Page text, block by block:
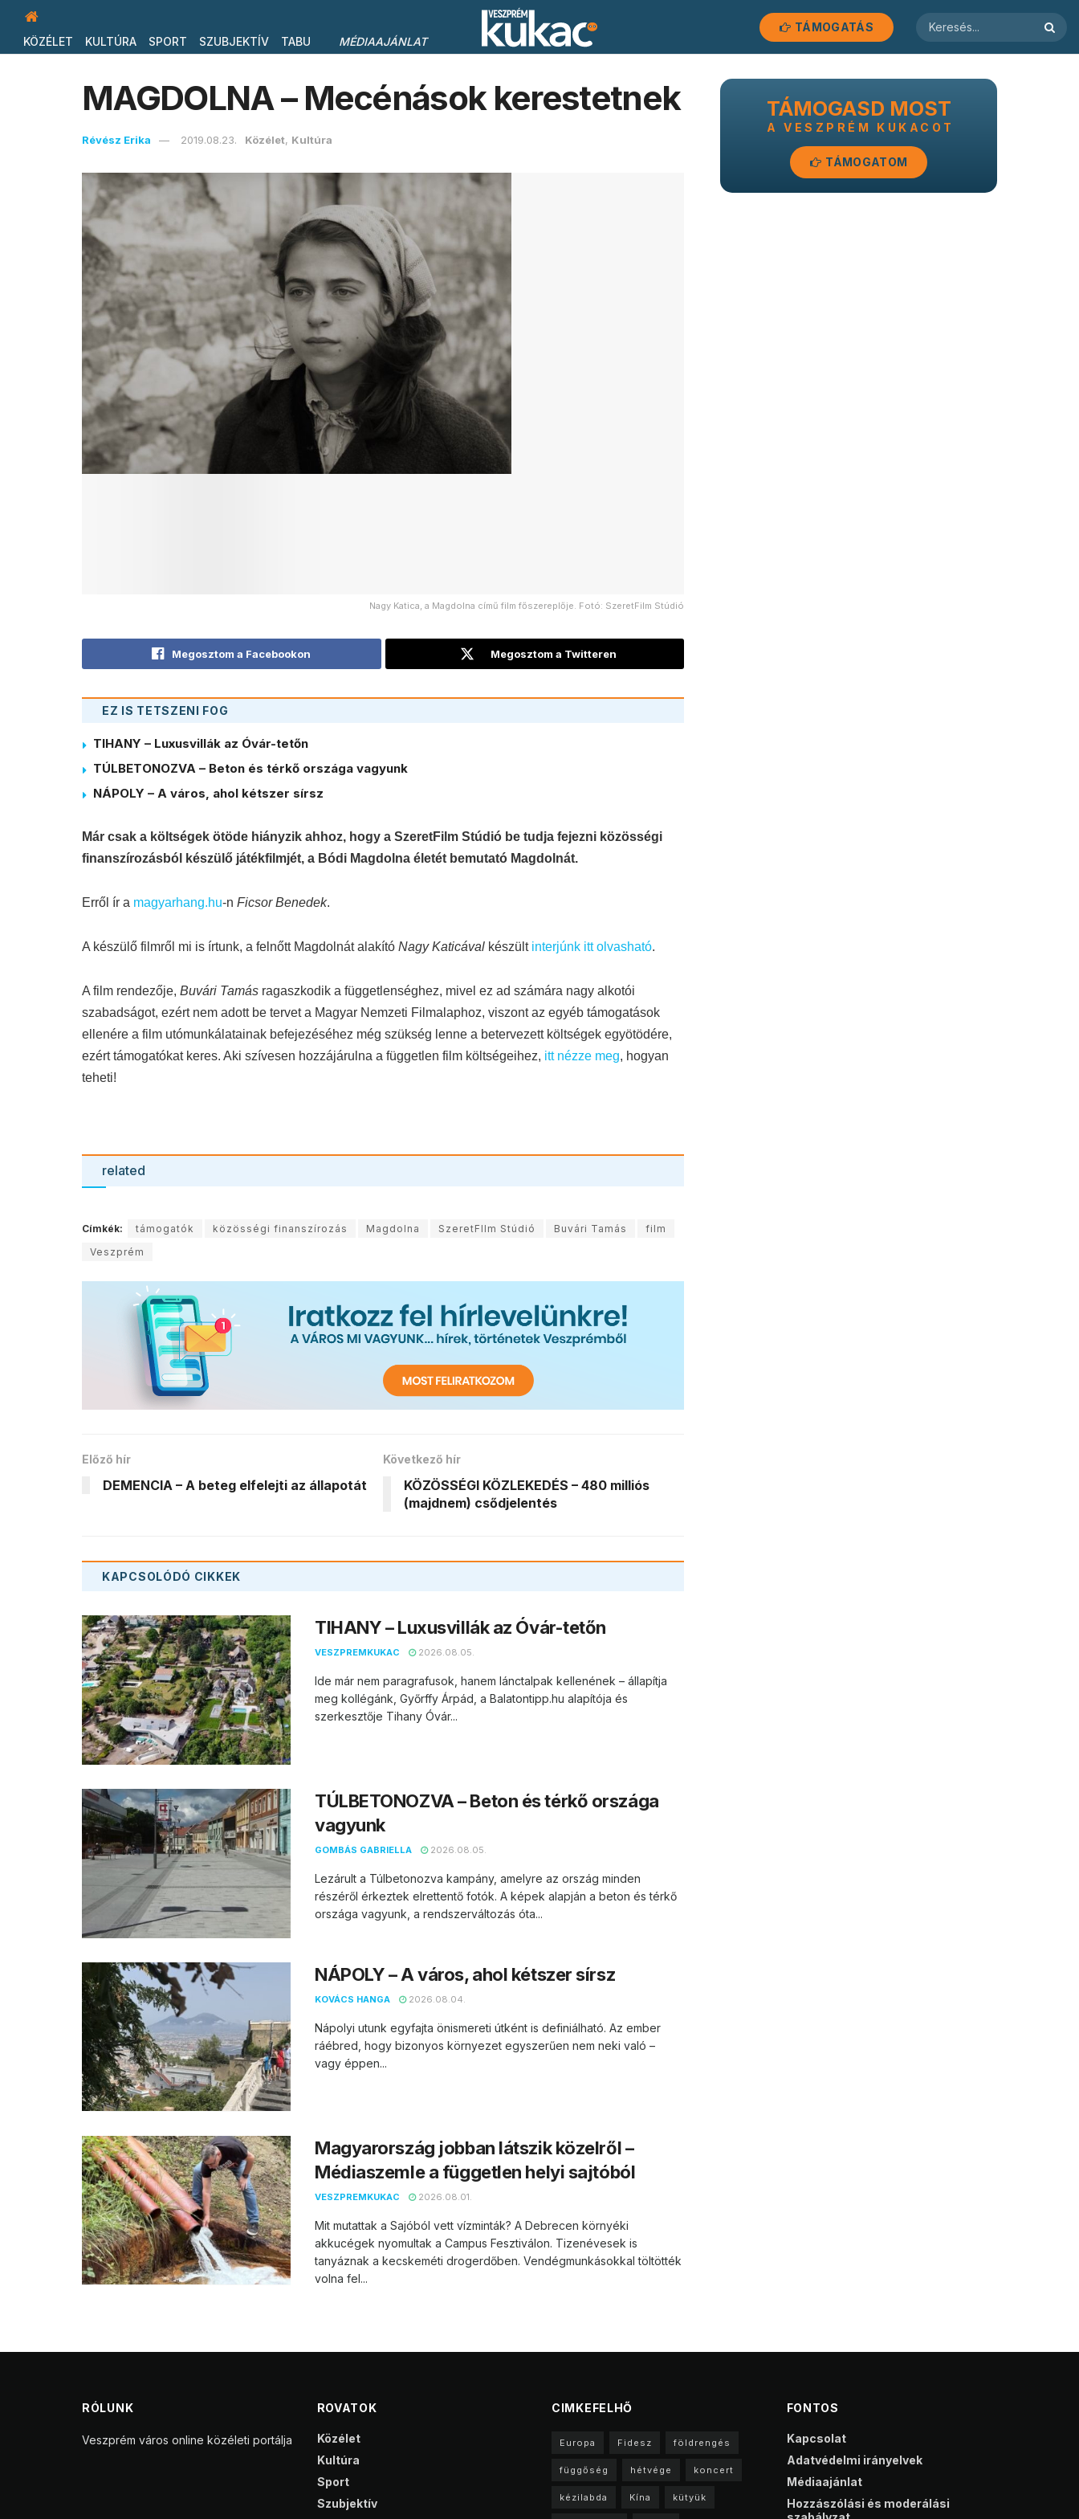
KÖZÉLET KULTÚRA SPORT SZUBJEKTÍV TABU MÉDIAAJÁNLAT
TÁMOGATÁS
MAGDOLNA – Mecénások kerestetnek
Révész Erika 2019.08.23. Közélet, Kultúra
Nagy Katica, a Magdolna című film főszereplője. Fotó: SzeretFilm Stúdió
Megosztom a Facebookon Megosztom a Twitteren
EZ IS TETSZENI FOG
TIHANY – Luxusvillák az Óvár-tetőn
TÚLBETONOZVA – Beton és térkő országa vagyunk
NÁPOLY – A város, ahol kétszer sírsz
Már csak a költségek ötöde hiányzik ahhoz, hogy a SzeretFilm Stúdió be tudja fejezni közösségi
finanszírozásból készülő játékfilmjét, a Bódi Magdolna életét bemutató Magdolnát.
Erről ír a magyarhang.hu-n Ficsor Benedek.
A készülő filmről mi is írtunk, a felnőtt Magdolnát alakító Nagy Katicával készült interjúnk itt olvasható.
A film rendezője, Buvári Tamás ragaszkodik a függetlenséghez, mivel ez ad számára nagy alkotói
szabadságot, ezért nem adott be tervet a Magyar Nemzeti Filmalaphoz, viszont az egyéb támogatások
ellenére a film utómunkálatainak befejezéséhez még szükség lenne a betervezett költségek egyötödére,
ezért támogatókat keres. Aki szívesen hozzájárulna a független film költségeihez, itt nézze meg, hogyan
teheti!
related
Címkék: támogatók közösségi finanszírozás Magdolna SzeretFIlm Stúdió Buvári Tamás
film
Veszprém
Előző hír
DEMENCIA – A beteg elfelejti az állapotát
Következő hír
KÖZÖSSÉGI KÖZLEKEDÉS – 480 milliós
(majdnem) csődjelentés
KAPCSOLÓDÓ CIKKEK
TIHANY – Luxusvillák az Óvár-tetőn
VESZPREMKUKAC 2026.08.05.
Ide már nem paragrafusok, hanem lánctalpak kellenének – állapítja
meg kollégánk, Győrffy Árpád, a Balatontipp.hu alapítója és
szerkesztője Tihany Óvár...
TÚLBETONOZVA – Beton és térkő országa
vagyunk
GOMBÁS GABRIELLA 2026.08.05.
Lezárult a Túlbetonozva kampány, amelyre az ország minden
részéről érkeztek elrettentő fotók. A képek alapján a beton és térkő
országa vagyunk, a rendszerváltozás óta...
NÁPOLY – A város, ahol kétszer sírsz
KOVÁCS HANGA 2026.08.04.
Nápolyi utunk egyfajta önismereti útként is definiálható. Az ember
ráébred, hogy bizonyos környezet egyszerűen nem neki való –
vagy éppen...
Magyarország jobban látszik közelről –
Médiaszemle a független helyi sajtóból
VESZPREMKUKAC 2026.08.01.
Mit mutattak a Sajóból vett vízminták? A Debrecen környéki
akkucégek nyomultak a Campus Fesztiválon. Tizenévesek is
tanyáznak a kecskeméti drogerdőben. Vendégmunkásokkal töltötték
volna fel...
TÁMOGASD MOST
A VESZPRÉM KUKACOT
TÁMOGATOM
RÓLUNK
Veszprém város online közéleti portálja
ROVATOK
Közélet
Kultúra
Sport
Szubjektív
CIMKEFELHŐ
Europa Fidesz földrengés
függőség hétvége koncert
kézilabda Kína kütyük
FONTOS
Kapcsolat
Adatvédelmi irányelvek
Médiaajánlat
Hozzászólási és moderálási